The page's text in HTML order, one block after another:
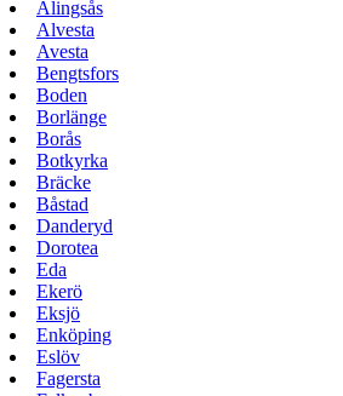
Alingsås
Alvesta
Avesta
Bengtsfors
Boden
Borlänge
Borås
Botkyrka
Bräcke
Båstad
Danderyd
Dorotea
Eda
Ekerö
Eksjö
Enköping
Eslöv
Fagersta